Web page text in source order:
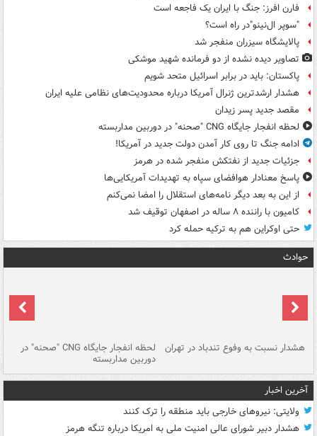
فارن افرز: جنگ با ایران یک فاجعه است
"سوپر ال‌نینو"در راه است؟
پالایشگاه سیزران منفجر شد
تصاویر دیده‌ نشده از دو فرمانده شهید موشکی
پاکستان: باید در برابر اسرائیل متحد شویم
هشدار ارشدترین ژنرال آمریکا درباره محدودیت‌های نظامی علیه ایران
مقصد جدید پسر زیدان
لحظه انفجار جایگاه CNG "صحنه" در دوربین مداربسته
ادامه جنگ تا روی کار آمدن دولت جدید در آمریکا!
جزئیات جدید از نفتکش منفجر شده در هرمز
پاسخ معنادار هوافضای سپاه به تهدیدات آمریکایی‌ها
از این به بعد دیگر نامه‌های استقلال را امضا نمی‌کنم
کامیون با راننده ۸ ساله در اصفهان توقیف شد
حتی اوکراین هم به ترکیه حمله کرد
حوادث
هشدار نسبت به وفوع تندباد در تهران لحظه انفجار جایگاه CNG "صحنه" در
دوربین مداربسته
آخرین اخبار
ولایتی: نیروهای خارجی باید منطقه را ترک کنند
هشدار دبیر شورای عالی امنیت ملی به امریکا درباره تنگه هرمز